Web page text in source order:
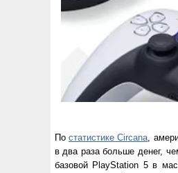
По статистике Circana,
в два раза больше денег,
базовой PlayStation 5 в